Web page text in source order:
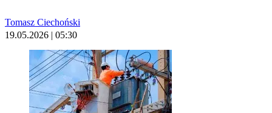
Tomasz Ciechoński
19.05.2026 | 05:30